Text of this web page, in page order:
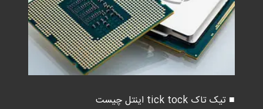
■ تیک تاک tick tock اینتل چیست